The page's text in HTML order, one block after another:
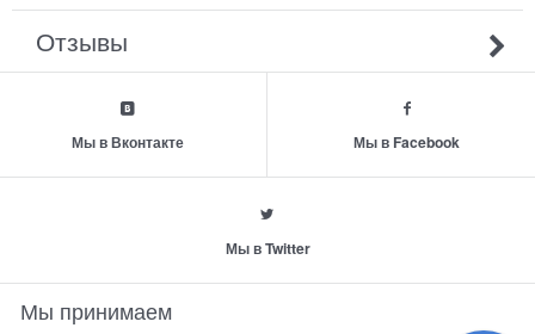
Отзывы
Мы в Вконтакте Мы в Facebook
Мы в Twitter
Мы принимаем